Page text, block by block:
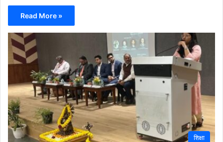
Read More »
शिक्षा